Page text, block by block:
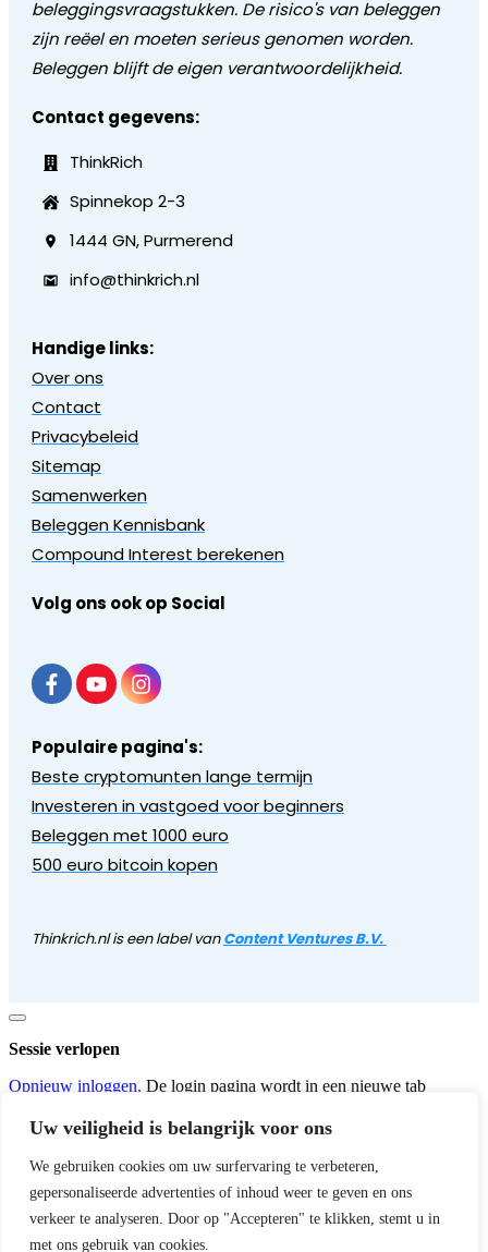
Uw veiligheid is belangrijk voor ons
We gebruiken cookies om uw surfervaring te verbeteren,
gepersonaliseerde advertenties of inhoud weer te geven en ons
verkeer te analyseren. Door op "Accepteren" te klikken, stemt u in
met ons gebruik van cookies.
beleggingsvraagstukken. De risico's van beleggen
zijn reëel en moeten serieus genomen worden.
Beleggen blijft de eigen verantwoordelijkheid.
Contact gegevens:
ThinkRich
Spinnekop 2-3
1444 GN, Purmerend
info@thinkrich.nl
Handige links:
Over ons
Contact
Privacybeleid
Sitemap
Samenwerken
Beleggen Kennisbank
Compound Interest berekenen
Volg ons ook op Social
Populaire pagina's:
Beste cryptomunten lange termijn
Investeren in vastgoed voor beginners
Beleggen met 1000 euro
500 euro bitcoin kopen
Thinkrich.nl is een label vanContent Ventures B.V.
Dialoogvenster
sluiten
Sessie verlopen
Opnieuw inloggen. De login pagina wordt in een nieuwe tab
terugkeren.